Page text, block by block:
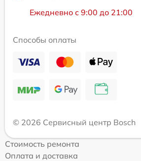
Ежедневно с 9:00 до 21:00
Способы оплаты
© 2026 Сервисный центр Bosch
Стоимость ремонта
Оплата и доставка